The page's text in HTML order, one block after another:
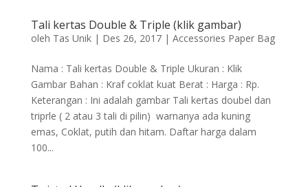
Tali kertas Double & Triple (klik gambar)
oleh Tas Unik| Des 26, 2017| Accessories Paper Bag
Nama : Tali kertas Double & Triple Ukuran : Klik
Gambar Bahan : Kraf coklat kuat Berat : Harga : Rp.
Keterangan : Ini adalah gambar Tali kertas doubel dan
triprle ( 2 atau 3 tali di pilin) warnanya ada kuning
emas, Coklat, putih dan hitam. Daftar harga dalam
100...